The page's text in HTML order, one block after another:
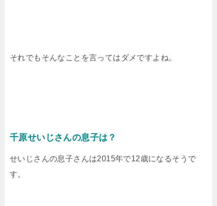
それでもそんなことを言ってはダメですよね。
千原せいじさんの息子は？
せいじさんの息子さんは2015年で12歳になるそうで
す。